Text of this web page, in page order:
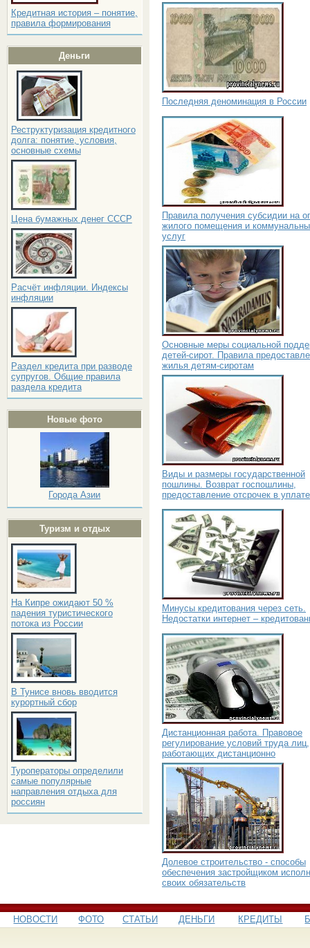
Кредитная история – понятие,
правила формирования
Деньги
Реструктуризация кредитного
долга: понятие, условия,
основные схемы
Цена бумажных денег СССР
Расчёт инфляции. Индексы
инфляции
Раздел кредита при разводе
супругов. Общие правила
раздела кредита
Новые фото
Города Азии
Туризм и отдых
На Кипре ожидают 50 %
падения туристического
потока из России
В Тунисе вновь вводится
курортный сбор
Туроператоры определили
самые популярные
направления отдыха для
россиян
Последняя деноминация в России
Правила получения субсидии на
жилого помещения и
услуг
Основные меры социальной
детей-сирот. Правила
жилья детям-сиротам
Виды и размеры государственной
пошлины. Возврат госпошлины,
предоставление отсрочек в уплате
Минусы кредитования через сеть.
Недостатки интернет –
Дистанционная работа. Правовое
регулирование условий труда лиц,
работающих дистанционно
Долевое строительство - способы
обеспечения застройщиком
своих обязательств
НОВОСТИ ФОТО СТАТЬИ ДЕНЬГИ КРЕДИТЫ